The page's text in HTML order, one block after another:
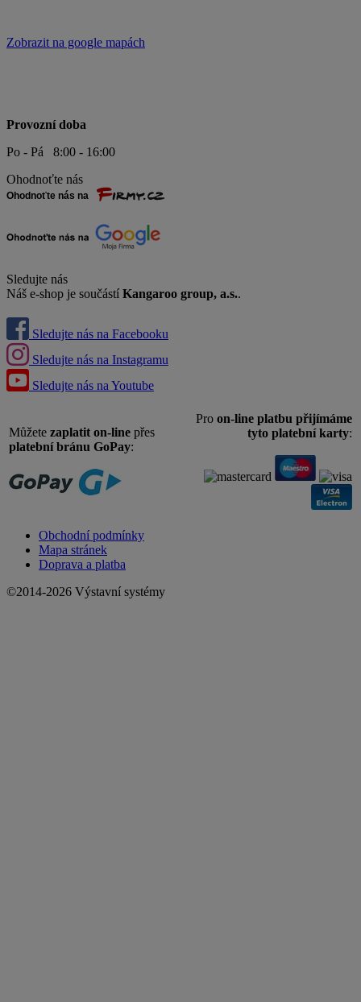
Zobrazit na google mapách
Provozní doba
Po - Pá 8:00 - 16:00
Ohodnoťte nás
Sledujte nás
Náš e-shop je součástí Kangaroo group, a.s..
Sledujte nás na Facebooku
Sledujte nás na Instagramu
Sledujte nás na Youtube
Můžete zaplatit on-line přes
platební bránu GoPay:
Pro on-line platbu přijímáme
tyto platební karty:
Obchodní podmínky
Mapa stránek
Doprava a platba
©2014-2026 Výstavní systémy